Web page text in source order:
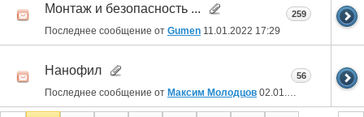
Монтаж и безопасность ...
Последнее сообщение от Gumen 11.01.2022 17:29
259
Нанофил
Последнее сообщение от Максим Молодцов 02.01.2022
56